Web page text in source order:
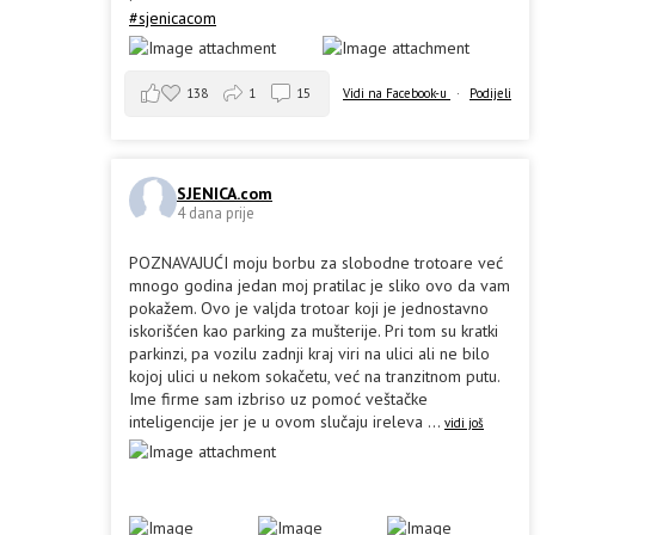
#sjenicacom
Vidi na Facebook-u · Podijeli
138 1 15
SJENICA.com
4 dana prije
POZNAVAJUĆI moju borbu za slobodne trotoare već
mnogo godina jedan moj pratilac je sliko ovo da vam
pokažem. Ovo je valjda trotoar koji je jednostavno
iskorišćen kao parking za mušterije. Pri tom su kratki
parkinzi, pa vozilu zadnji kraj viri na ulici ali ne bilo
kojoj ulici u nekom sokačetu, već na tranzitnom putu.
Ime firme sam izbriso uz pomoć veštačke
inteligencije jer je u ovom slučaju ireleva ... vidi još